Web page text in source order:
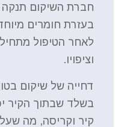
חברת השיקום
בעזרת חומרים
לאחר הטיפול
וציפויו.
דחייה של שיקום
בשלד שבתוך הקיר
קיר וקריסה, מה